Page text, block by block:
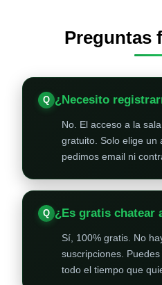
Preguntas
¿Necesito
No. El acceso a la
gratuito. Solo elige un
pedimos email ni
¿Es gratis chatear
Sí, 100% gratis. No
suscripciones.
todo el tiempo que